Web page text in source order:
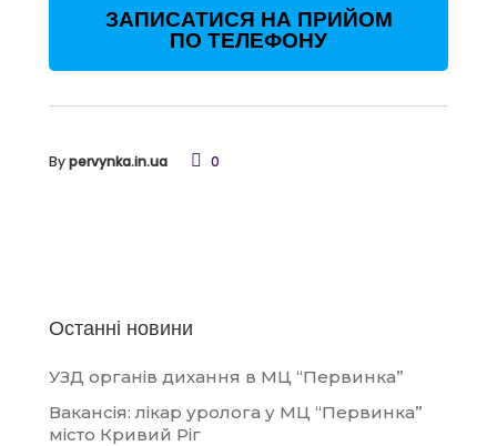
ЗАПИСАТИСЯ НА ПРИЙОМ
ПО ТЕЛЕФОНУ
Bypervynka.in.ua 0
Останні новини
УЗД органів дихання в МЦ “Первинка”
Вакансія: лікар уролога у МЦ “Первинка”
місто Кривий Ріг